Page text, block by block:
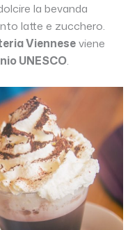
la bevanda
latte e zucchero.
Vienneseviene
UNESCO.